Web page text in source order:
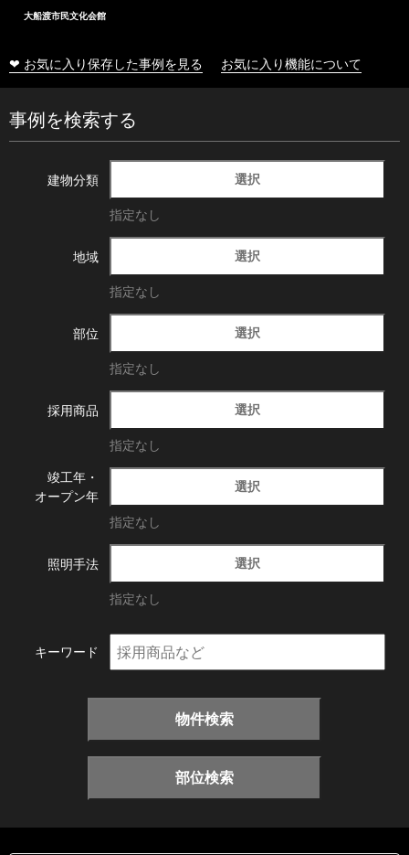
大船渡市民文化会館
❤ お気に入り保存した事例を見る お気に入り機能について
事例を検索する
建物分類 選択
指定なし
地域 選択
指定なし
部位 選択
指定なし
採用商品 選択
指定なし
竣工年・
オープン年
選択
指定なし
照明手法 選択
指定なし
キーワード
物件検索
部位検索